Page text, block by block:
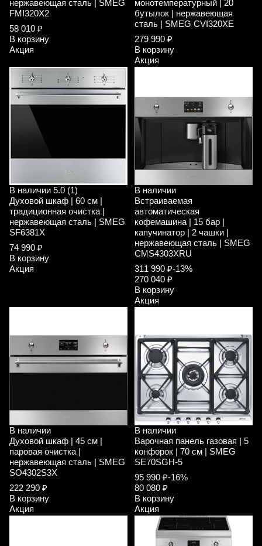
нержавеющая сталь | SMEG
FMI320X2
58 010 ₽
В корзину
Акция
монотемпературный | 20
бутылок | нержавеющая
сталь | SMEG CVI320XE
279 990 ₽
В корзину
Акция
В наличии 5.0 (1)
Духовой шкаф | 60 см |
традиционная очистка |
нержавеющая сталь | SMEG
SF6381X
74 990 ₽
В корзину
Акция
В наличии
Встраиваемая
автоматическая
кофемашина | 15 бар |
капучинатор | 2 чашки |
нержавеющая сталь | SMEG
CMS4303XRU
311 990 ₽-13%
270 040 ₽
В корзину
Акция
В наличии
Духовой шкаф | 45 см |
паровая очистка |
нержавеющая сталь | SMEG
SO4302S3X
222 290 ₽
В корзину
Акция
В наличии
Варочная панель газовая | 5
конфорок | 70 см | SMEG
SE70SGH-5
95 990 ₽-16%
80 080 ₽
В корзину
Акция